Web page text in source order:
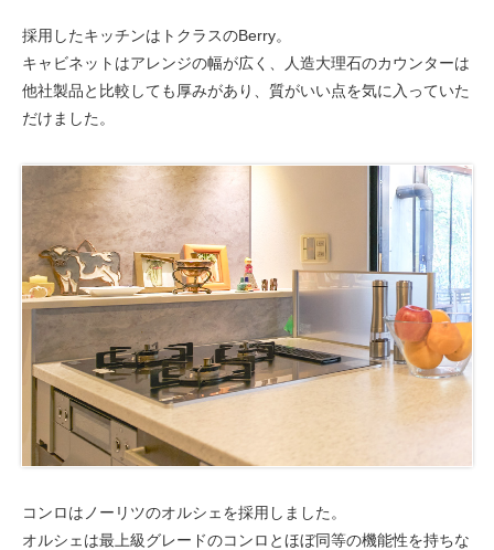
採用したキッチンはトクラスのBerry。
キャビネットはアレンジの幅が広く、人造大理石のカウンターは
他社製品と比較しても厚みがあり、質がいい点を気に入っていた
だけました。
コンロはノーリツのオルシェを採用しました。
オルシェは最上級グレードのコンロとほぼ同等の機能性を持ちな